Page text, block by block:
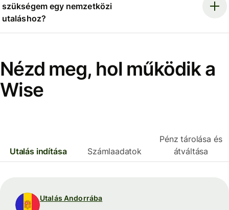
szükségem egy nemzetközi
utaláshoz?
Nézd meg, hol működik a
Wise
Utalás indítása Számlaadatok
Pénz tárolása és
átváltása
Utalás Andorrába